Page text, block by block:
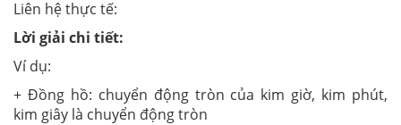
Liên hệ thực tế:
Lời giải chi tiết:
Ví dụ:
+ Đồng hồ: chuyển động tròn của kim giờ, kim phút,
kim giây là chuyển động tròn